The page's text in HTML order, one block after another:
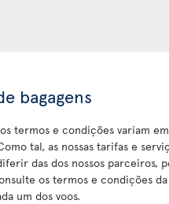
bagagens
termos e condições variam
tal, as nossas tarifas e
das dos nossos parceiros,
os termos e condições
um dos voos.